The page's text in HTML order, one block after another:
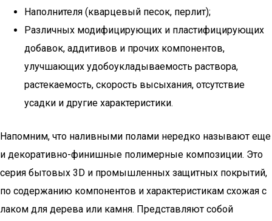
Наполнителя (кварцевый песок, перлит);
Различных модифицирующих и пластифицирующих
добавок, аддитивов и прочих компонентов,
улучшающих удобоукладываемость раствора,
растекаемость, скорость высыхания, отсутствие
усадки и другие характеристики.
Напомним, что наливными полами нередко называют еще
и декоративно-финишные полимерные композиции. Это
серия бытовых 3D и промышленных защитных покрытий,
по содержанию компонентов и характеристикам схожая с
лаком для дерева или камня. Представляют собой